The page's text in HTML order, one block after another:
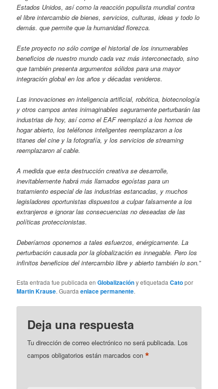
Estados Unidos, así como la reacción populista mundial contra
el libre intercambio de bienes, servicios, culturas, ideas y todo lo
demás. que permite que la humanidad florezca.
Este proyecto no sólo corrige el historial de los innumerables
beneficios de nuestro mundo cada vez más interconectado, sino
que también presenta argumentos sólidos para una mayor
integración global en los años y décadas venideros.
Las innovaciones en inteligencia artificial, robótica, biotecnología
y otros campos antes inimaginables seguramente perturbarán las
industrias de hoy, así como el EAF reemplazó a los hornos de
hogar abierto, los teléfonos inteligentes reemplazaron a los
titanes del cine y la fotografía, y los servicios de streaming
reemplazaron al cable.
A medida que esta destrucción creativa se desarrolle,
inevitablemente habrá más llamados egoístas para un
tratamiento especial de las industrias estancadas, y muchos
legisladores oportunistas dispuestos a culpar falsamente a los
extranjeros e ignorar las consecuencias no deseadas de las
políticas proteccionistas.
Deberíamos oponernos a tales esfuerzos, enérgicamente. La
perturbación causada por la globalización es innegable. Pero los
infinitos beneficios del intercambio libre y abierto también lo son.”
Esta entrada fue publicada enGlobalizacióny etiquetadaCatopor
Martin Krause. Guardaenlace permanente.
Deja una respuesta
Tu dirección de correo electrónico no será publicada. Los
campos obligatorios están marcados con*